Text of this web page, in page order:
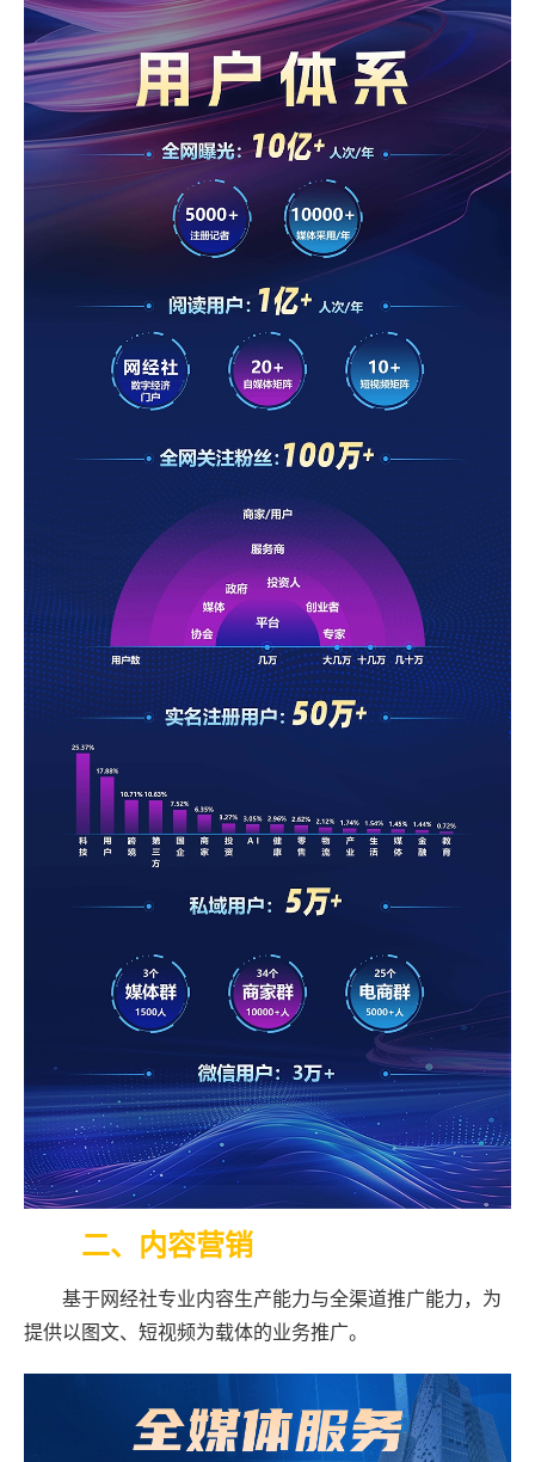
二、内容营销
基于网经社专业内容生产能力与全渠道推广能力，为
提供以图文、短视频为载体的业务推广。